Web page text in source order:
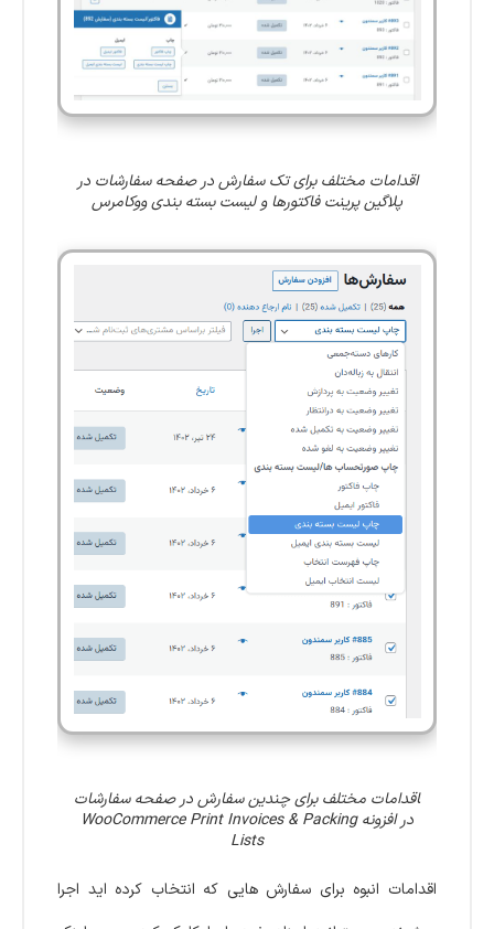
اقدامات مختلف برای تک سفارش در صفحه سفارشات در
پلاگین پرینت فاکتورها و لیست بسته بندی ووکامرس
‍اقدامات مختلف برای چندین سفارش در صفحه سفارشات
در افزونه WooCommerce Print Invoices & Packing
Lists
اقدامات انبوه برای سفارش هایی که انتخاب کرده اید اجرا